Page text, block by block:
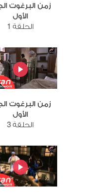
زمن البرغوت
الأول
الحلقة 1
زمن البرغوت
الأول
الحلقة 3